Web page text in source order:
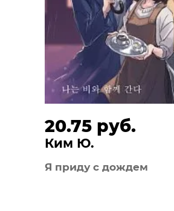
20.75 руб.
Ким Ю.
Я приду с дождем